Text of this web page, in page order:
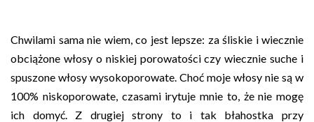
Chwilami sama nie wiem, co jest lepsze: za śliskie i wiecznie
obciążone włosy o niskiej porowatości czy wiecznie suche i
spuszone włosy wysokoporowate. Choć moje włosy nie są w
100% niskoporowate, czasami irytuje mnie to, że nie mogę
ich domyć. Z drugiej strony to i tak błahostka przy